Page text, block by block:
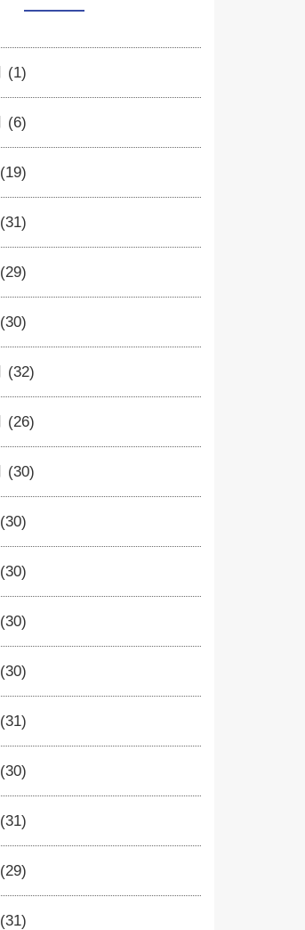
(1)
(6)
(19)
(31)
(29)
(30)
(32)
(26)
(30)
(30)
(30)
(30)
(30)
(31)
(30)
(31)
(29)
(31)